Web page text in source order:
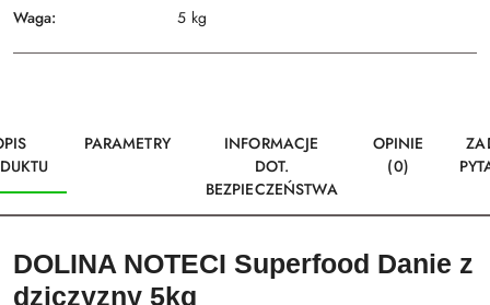
Waga: 5 kg
PARAMETRY
INFORMACJE
DOT.
BEZPIECZEŃSTWA
OPINIE
(0)
DOLINA NOTECI Superfood Danie z
dziczyzny 5kg